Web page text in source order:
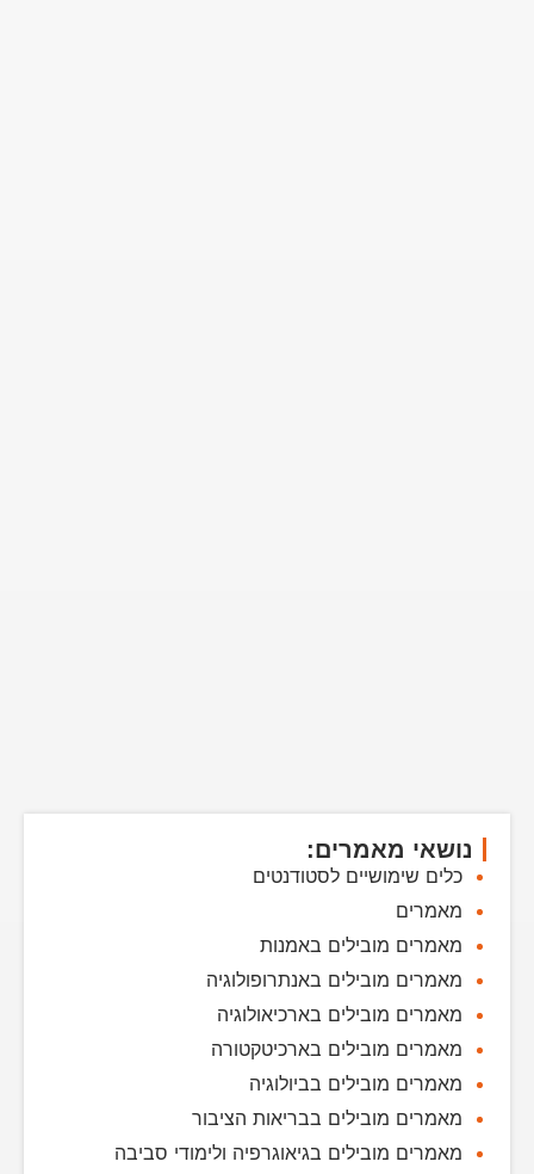
נושאי מאמרים:
כלים שימושיים לסטודנטים
מאמרים
מאמרים מובילים באמנות
מאמרים מובילים באנתרופולוגיה
מאמרים מובילים בארכיאולוגיה
מאמרים מובילים בארכיטקטורה
מאמרים מובילים בביולוגיה
מאמרים מובילים בבריאות הציבור
מאמרים מובילים בגיאוגרפיה ולימודי סביבה